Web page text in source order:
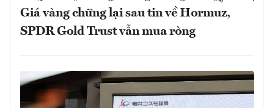
Giá vàng chững lại sau tin về Hormuz,
SPDR Gold Trust vẫn mua ròng